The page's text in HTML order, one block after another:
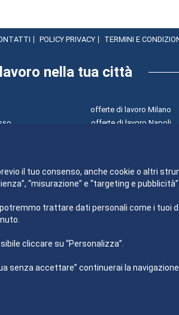
POLICY PRIVACY TERMINI E
nella tua città
offerte di lavoro Milano
offerte di lavoro Napoli
s.r.l. copyright 2012 - 2026
il tuo consenso, anche cookie o altri
“misurazione” e “targeting e
trattare dati personali come i tuoi
cliccare su “Personalizza”.
senza accettare” continuerai la